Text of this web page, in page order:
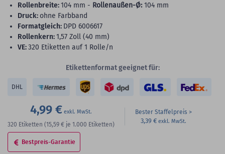
Rollenbreite:104 mm - Rollenaußen-Ø: 104 mm
Druck: ohne Farbband
Formatgleich: DPD 6006617
Rollenkern:1,57 Zoll (40 mm)
VE:320 Etiketten auf 1 Rolle/n
Etikettenformat geeignet für:
DHL
4,99 €
320 Etiketten (15,59 € je 1.000 Etiketten)
Bester Staffelpreis
3,39 €
Bestpreis-Garantie